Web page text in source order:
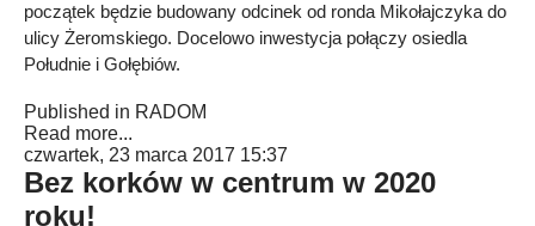
początek będzie budowany odcinek od ronda Mikołajczyka do
ulicy Żeromskiego. Docelowo inwestycja połączy osiedla
Południe i Gołębiów.
Published in RADOM
Read more...
czwartek, 23 marca 2017 15:37
Bez korków w centrum w 2020
roku!